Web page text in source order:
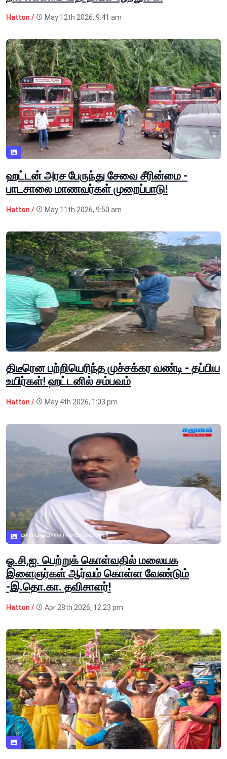
Hatton / May 12th 2026, 9:41 am
ஹட்டன் அரச பேருந்து சேவை சீரின்மை -
பாடசாலை மாணவர்கள் முறைப்பாடு!
Hatton / May 11th 2026, 9:50 am
திடீரென பற்றியெரிந்த முச்சக்கர வண்டி - தப்பிய
உயிர்கள்! ஹட்டனில் சம்பவம்
Hatton / May 4th 2026, 1:03 pm
ஓ.சி,ஐ. பெற்றுக் கொள்வதில் மலையக
இளைஞர்கள் ஆர்வம் கொள்ள வேண்டும்
-இ.தொ.கா. தவிசாளர்!
Hatton / Apr 28th 2026, 12:23 pm